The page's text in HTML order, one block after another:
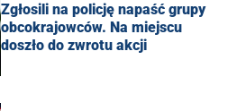
Zgłosili na policję napaść grupy
obcokrajowców. Na miejscu
doszło do zwrotu akcji